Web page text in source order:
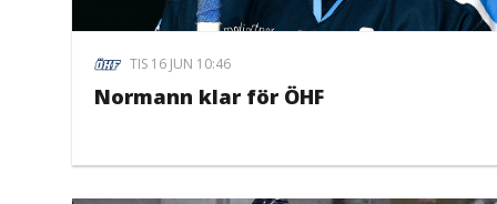
TIS 16 JUN 10:46
Normann klar för ÖHF